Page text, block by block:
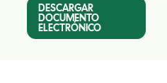
DESCARGAR
DOCUMENTO
ELECTRÓNICO